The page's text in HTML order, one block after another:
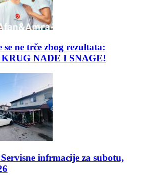
ne trče zbog rezultata:
NADE I SNAGE!
infrmacije za subotu,